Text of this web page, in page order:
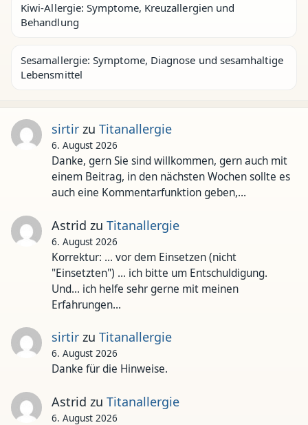
Kiwi-Allergie: Symptome, Kreuzallergien und
Behandlung
Sesamallergie: Symptome, Diagnose und sesamhaltige
Lebensmittel
sirtirzu Titanallergie
6. August 2026
Danke, gern Sie sind willkommen, gern auch mit
einem Beitrag, in den nächsten Wochen sollte es
auch eine Kommentarfunktion geben,…
Astrid zu Titanallergie
6. August 2026
Korrektur: ... vor dem Einsetzen (nicht
"Einsetzten") ... ich bitte um Entschuldigung.
Und... ich helfe sehr gerne mit meinen
Erfahrungen…
sirtirzu Titanallergie
6. August 2026
Danke für die Hinweise.
Astrid zu Titanallergie
6. August 2026